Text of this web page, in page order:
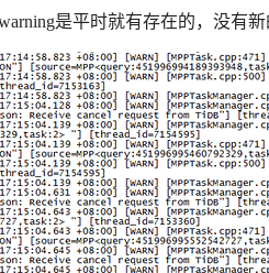
是平时就有存在的，没有